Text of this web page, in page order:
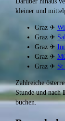
kleiner und
Graz ✈
Graz ✈
Graz ✈
Graz ✈
Graz ✈
Zahlreiche
Stunde und nach
buchen.